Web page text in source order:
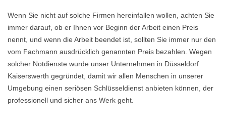
Wenn Sie nicht auf solche Firmen hereinfallen wollen, achten Sie
immer darauf, ob er Ihnen vor Beginn der Arbeit einen Preis
nennt, und wenn die Arbeit beendet ist, sollten Sie immer nur den
vom Fachmann ausdrücklich genannten Preis bezahlen. Wegen
solcher Notdienste wurde unser Unternehmen in Düsseldorf
Kaiserswerth gegründet, damit wir allen Menschen in unserer
Umgebung einen seriösen Schlüsseldienst anbieten können, der
professionell und sicher ans Werk geht.